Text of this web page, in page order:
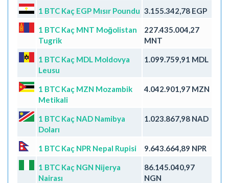
1 BTC Kaç EGP Mısır Poundu 3.155.342,78 EGP
1 BTC Kaç MNT Moğolistan
Tugrik
227.435.004,27
MNT
1 BTC Kaç MDL Moldovya
Leusu
1.099.759,91 MDL
1 BTC Kaç MZN Mozambik
Metikali
4.042.901,97 MZN
1 BTC Kaç NAD Namibya
Doları
1.023.867,98 NAD
1 BTC Kaç NPR Nepal Rupisi 9.643.664,89 NPR
1 BTC Kaç NGN Nijerya
Nairası
86.145.040,97
NGN